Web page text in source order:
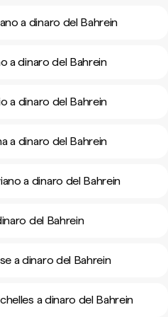
a dinaro del Bahrein
a dinaro del Bahrein
a dinaro del Bahrein
a dinaro del Bahrein
a dinaro del Bahrein
del Bahrein
a dinaro del Bahrein
a dinaro del Bahrein